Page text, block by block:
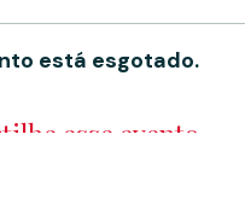
está esgotado.
esse evento